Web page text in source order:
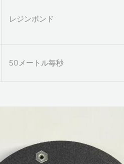
レジンボンド
50メートル毎秒